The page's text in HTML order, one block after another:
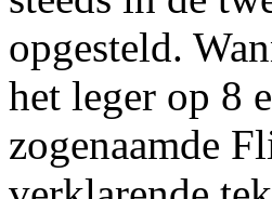
opgesteld.
het leger op 8
zogenaamde